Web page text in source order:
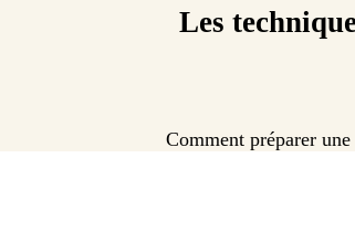
Les
Comment préparer